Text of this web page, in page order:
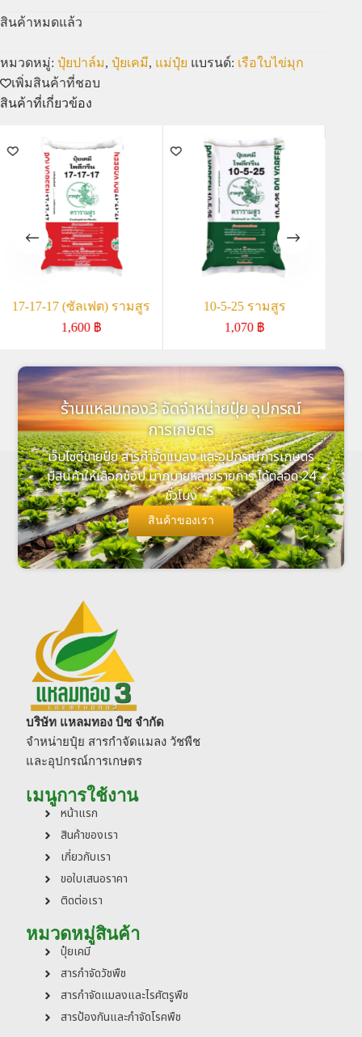
สินค้าหมดแล้ว
หมวดหมู่: ปุ๋ยปาล์ม, ปุ๋ยเคมี, แม่ปุ๋ย แบรนด์: เรือใบไข่มุก
เพิ่มสินค้าที่ชอบ
สินค้าที่เกี่ยวข้อง
17-17-17 (ซัลเฟต) รามสูร
1,600 ฿
10-5-25 รามสูร
1,070 ฿
ร้านแหลมทอง3 จัดจำหน่ายปุ๋ย อุปกรณ์
การเกษตร
เว็บไซต์ขายปุ๋ย สารกำจัดแมลง และอุปกรณ์การเกษตร
มีสินค้าให้เลือกช้อป มากมายหลายรายการ ได้ตลอด 24
ชั่วโมง
สินค้าของเรา
บริษัท แหลมทอง บิซ จำกัด
จำหน่ายปุ๋ย สารกำจัดแมลง วัชพืช
และอุปกรณ์การเกษตร
เมนูการใช้งาน
หน้าแรก
สินค้าของเรา
เกี่ยวกับเรา
ขอใบเสนอราคา
ติดต่อเรา
หมวดหมู่สินค้า
ปุ๋ยเคมี
สารกำจัดวัชพืช
สารกำจัดแมลงและไรศัตรูพืช
สารป้องกันและกำจัดโรคพืช